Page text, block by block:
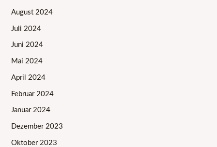
August 2024
Juli 2024
Juni 2024
Mai 2024
April 2024
Februar 2024
Januar 2024
Dezember 2023
Oktober 2023